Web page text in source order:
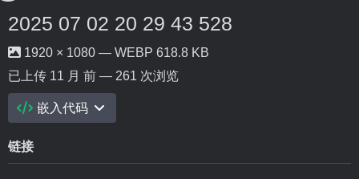
2025 07 02 20 29 43 528
1920 × 1080 — WEBP 618.8 KB
已上传 11 月 前 — 261 次浏览
嵌入代码
链接